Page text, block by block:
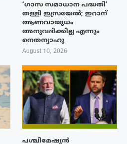
‘ഗാസ സമാധാന പദ്ധതി’
തള്ളി ഇസ്രയേൽ; ഇറാന്
ആണവായുധം
അനുവദിക്കില്ല എന്നും
നെതന്യാഹു
August 10, 2026
പശ്ചിമേഷ്യന്‍